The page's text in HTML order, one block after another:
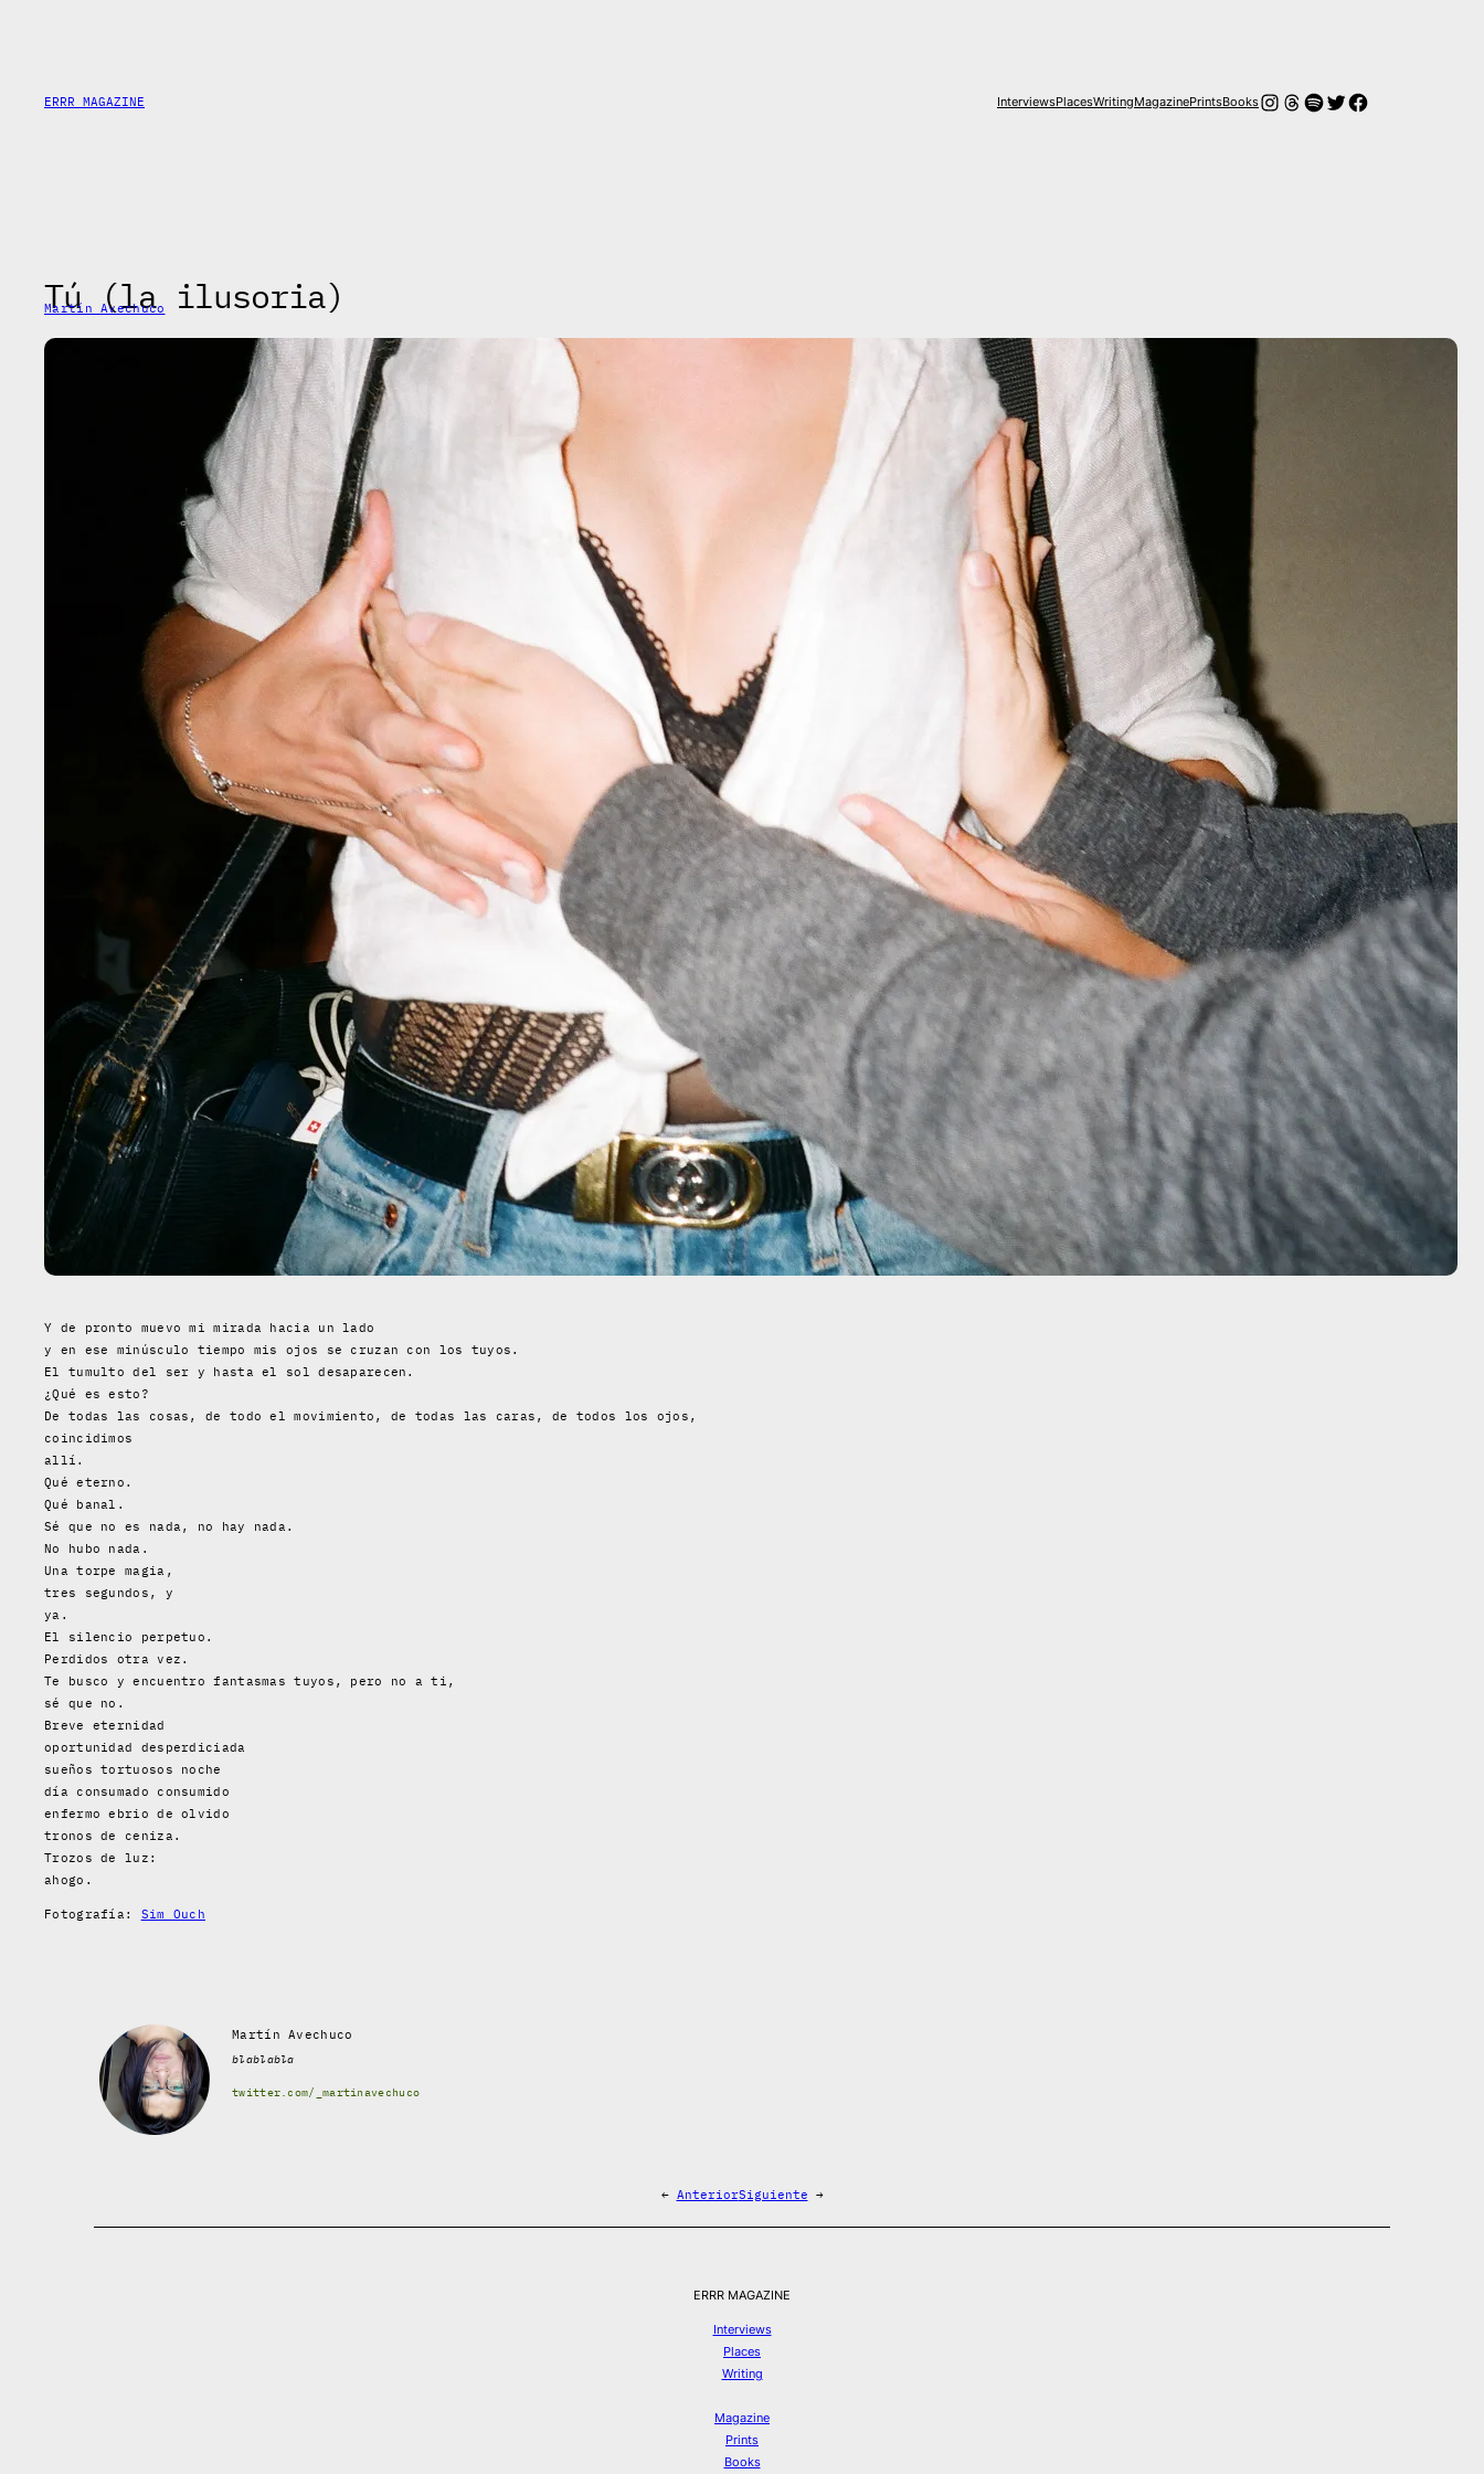
ERRR MAGAZINE InterviewsPlacesWritingMagazinePrintsBooksInstagram
Hilos
Spotify
Twitter
Facebook
Tú (la ilusoria)
Martín Avechuco
Y de pronto muevo mi mirada hacia un lado
y en ese minúsculo tiempo mis ojos se cruzan con los tuyos.
El tumulto del ser y hasta el sol desaparecen.
¿Qué es esto?
De todas las cosas, de todo el movimiento, de todas las caras, de todos los ojos,
coincidimos
allí.
Qué eterno.
Qué banal.
Sé que no es nada, no hay nada.
No hubo nada.
Una torpe magia,
tres segundos, y
ya.
El silencio perpetuo.
Perdidos otra vez.
Te busco y encuentro fantasmas tuyos, pero no a ti,
sé que no.
Breve eternidad
oportunidad desperdiciada
sueños tortuosos noche
día consumado consumido
enfermo ebrio de olvido
tronos de ceniza.
Trozos de luz:
ahogo.
Fotografía: Sim Ouch
Martín Avechuco
blablabla
twitter.com/_martinavechuco
← AnteriorSiguiente →
ERRR MAGAZINE
Interviews
Places
Writing
Magazine
Prints
Books